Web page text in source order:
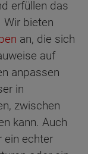
erfüllen das
Wir bieten
an, die sich
auf
anpassen
in
zwischen
kann. Auch
ein echter